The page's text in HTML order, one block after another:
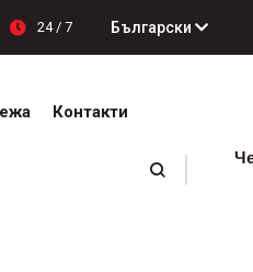
24 / 7 Български
Контакти